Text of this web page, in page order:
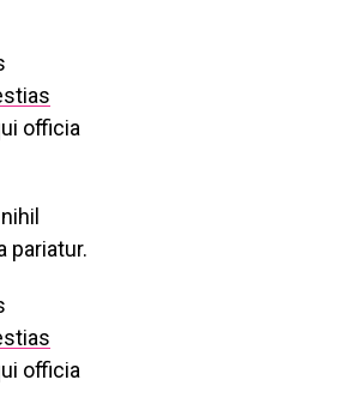
officia
pariatur.
officia